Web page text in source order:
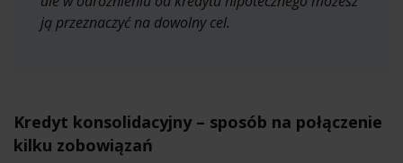
ją przeznaczyć na dowolny cel.
Kredyt konsolidacyjny – sposób na połączenie
kilku zobowiązań